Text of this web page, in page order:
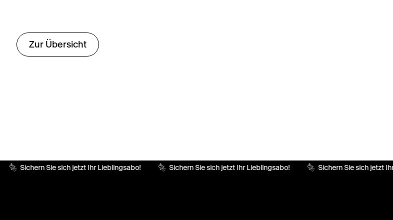
Zur Übersicht
Sichern Sie sich jetzt Ihr Lieblingsabo! Sichern Sie sich jetzt Ihr Lieblingsabo! Sichern Sie sich jetzt